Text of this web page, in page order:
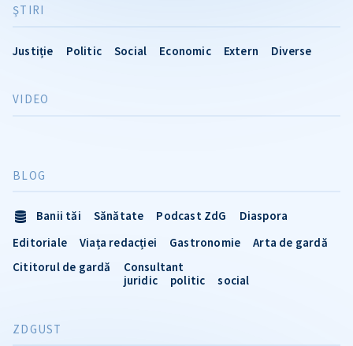
ŞTIRI
Justiție Politic Social Economic Extern Diverse
VIDEO
BLOG
Banii tăi Sănătate Podcast ZdG
Diaspora
Editoriale
Viața redacției Gastronomie
Arta de gardă
Cititorul de gardă
Consultant
juridic
politic social
ZDGUST